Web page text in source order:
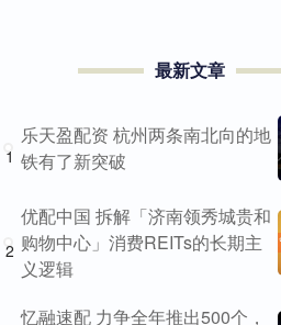
最新文章
1
乐天盈配资 杭州两条南北向的地
铁有了新突破
2
优配中国 拆解「济南领秀城贵和
购物中心」消费REITs的长期主
义逻辑
忆融速配 力争全年推出500个，